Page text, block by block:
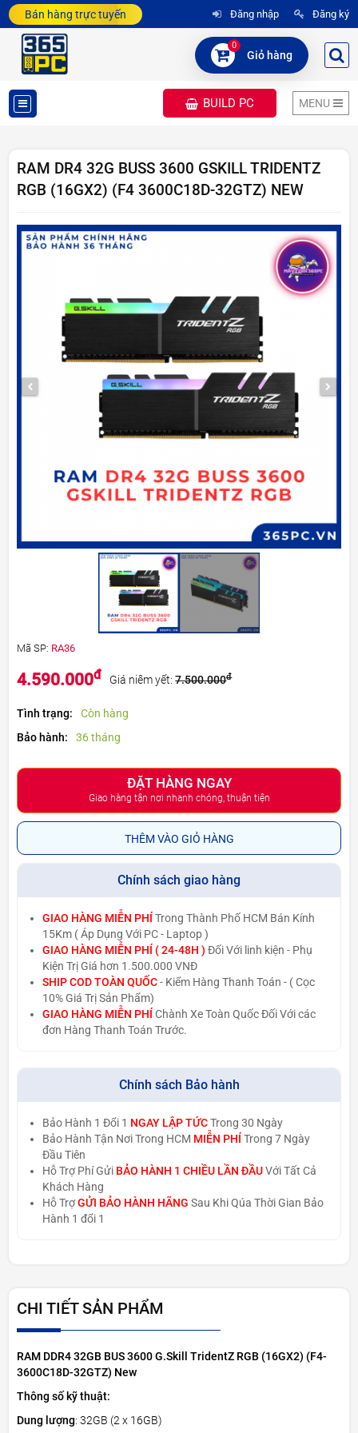
Bán hàng trực tuyến Đăng nhập Đăng ký
0
Giỏ hàng
MỤC
SẢN
PHẨM
MENU
BUILD PC
RAM DR4 32G BUSS 3600 GSKILL TRIDENTZ
RGB (16GX2) (F4 3600C18D-32GTZ) NEW
Mã SP: RA36
4.590.000đ Giá niêm yết:7.500.000đ
Tình trạng:
Còn hàng
Bảo hành:
36 tháng
ĐẶT HÀNG NGAY
Giao hàng tận nơi nhanh chóng, thuận tiện
THÊM VÀO GIỎ HÀNG
Chính sách giao hàng
GIAO HÀNG MIỄN PHÍ Trong Thành Phố HCM Bán Kính
15Km ( Áp Dụng Với PC - Laptop )
GIAO HÀNG MIỄN PHÍ ( 24-48H ) Đối Với linh kiện - Phụ
Kiện Trị Giá hơn 1.500.000 VNĐ
SHIP COD TOÀN QUỐC- Kiểm Hàng Thanh Toán - ( Cọc
10% Giá Trị Sản Phẩm)
GIAO HÀNG MIỄN PHÍ Chành Xe Toàn Quốc Đối Với các
đơn Hàng Thanh Toán Trước.
Chính sách Bảo hành
Bảo Hành 1 Đổi 1 NGAY LẬP TỨCTrong 30 Ngày
Bảo Hành Tận Nơi Trong HCM MIỄN PHÍ Trong 7 Ngày
Đầu Tiên
Hỗ Trợ Phí Gửi BẢO HÀNH 1 CHIỀU LẦN ĐẦU Với Tất Cả
Khách Hàng
Hỗ TrợGỬI BẢO HÀNH HÃNG Sau Khi Qúa Thời Gian Bảo
Hành 1 đổi 1
CHI TIẾT SẢN PHẨM
RAM DDR4 32GB BUS 3600 G.Skill TridentZ RGB (16GX2) (F4-
3600C18D-32GTZ) New
Thông số kỹ thuật:
Dung lượng: 32GB (2 x 16GB)